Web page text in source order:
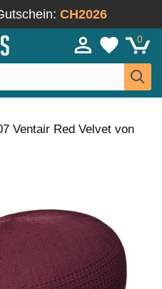
CH2026
0
Ventair Red Velvet von